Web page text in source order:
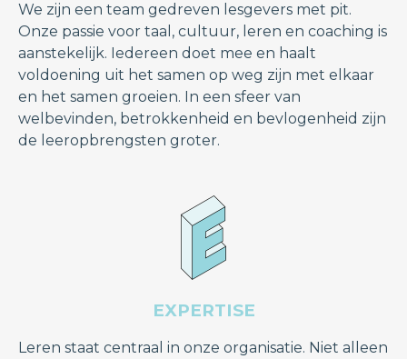
We zijn een team gedreven lesgevers met pit.
Onze passie voor taal, cultuur, leren en coaching is
aanstekelijk. Iedereen doet mee en haalt
voldoening uit het samen op weg zijn met elkaar
en het samen groeien. In een sfeer van
welbevinden, betrokkenheid en bevlogenheid zijn
de leeropbrengsten groter.
EXPERTISE
Leren staat centraal in onze organisatie. Niet alleen